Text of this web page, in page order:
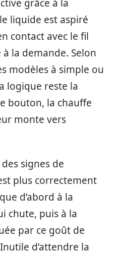
grâce à la
liquide est aspiré
contact avec le fil
à la demande. Selon
modèles à simple ou
logique reste la
bouton, la chauffe
monte vers
signes de
plus correctement
d’abord à la
chute, puis à la
par ce goût de
d’attendre la